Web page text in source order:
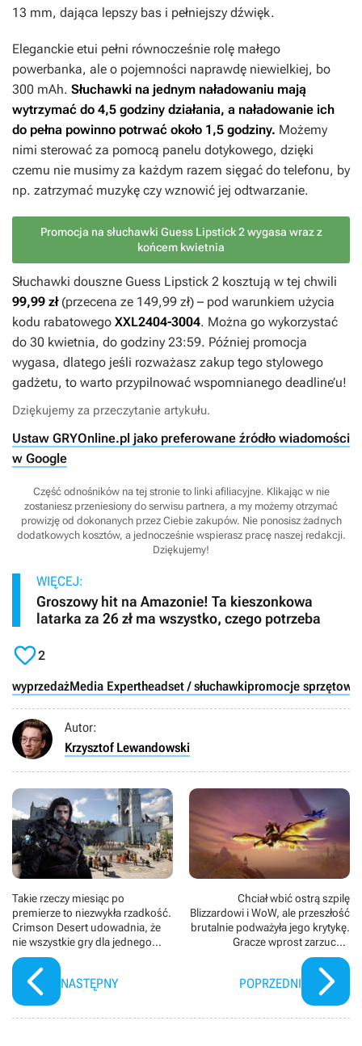
13 mm, dająca lepszy bas i pełniejszy dźwięk.
Eleganckie etui pełni równocześnie rolę małego
powerbanka, ale o pojemności naprawdę niewielkiej, bo
300 mAh. Słuchawki na jednym naładowaniu mają
wytrzymać do 4,5 godziny działania, a naładowanie ich
do pełna powinno potrwać około 1,5 godziny. Możemy
nimi sterować za pomocą panelu dotykowego, dzięki
czemu nie musimy za każdym razem sięgać do telefonu, by
np. zatrzymać muzykę czy wznowić jej odtwarzanie.
Promocja na słuchawki Guess Lipstick 2 wygasa wraz z
końcem kwietnia
Słuchawki douszne Guess Lipstick 2 kosztują w tej chwili
99,99 zł(przecena ze 149,99 zł) – pod warunkiem użycia
kodu rabatowego XXL2404-3004. Można go wykorzystać
do 30 kwietnia, do godziny 23:59. Później promocja
wygasa, dlatego jeśli rozważasz zakup tego stylowego
gadżetu, to warto przypilnować wspomnianego deadline’u!
Dziękujemy za przeczytanie artykułu.
Ustaw GRYOnline.pl jako preferowane źródło wiadomości
w Google
Część odnośników na tej stronie to linki afiliacyjne. Klikając w nie
zostaniesz przeniesiony do serwisu partnera, a my możemy otrzymać
prowizję od dokonanych przez Ciebie zakupów. Nie ponosisz żadnych
dodatkowych kosztów, a jednocześnie wspierasz pracę naszej redakcji.
Dziękujemy!
WIĘCEJ:
Groszowy hit na Amazonie! Ta kieszonkowa
latarka za 26 zł ma wszystko, czego potrzeba
2
wyprzedażMedia Expertheadset / słuchawkipromocje sprzętowe
Autor:
Krzysztof Lewandowski
Takie rzeczy miesiąc po
premierze to niezwykła rzadkość.
Crimson Desert udowadnia, że
nie wszystkie gry dla jednego
gracza są skazane na ten sam los
NASTĘPNY
Chciał wbić ostrą szpilę
Blizzardowi i WoW, ale przeszłość
brutalnie podważyła jego krytykę.
Gracze wprost zarzucają
hipokryzję byłemu prezesowi
„Zamieci”
POPRZEDNI